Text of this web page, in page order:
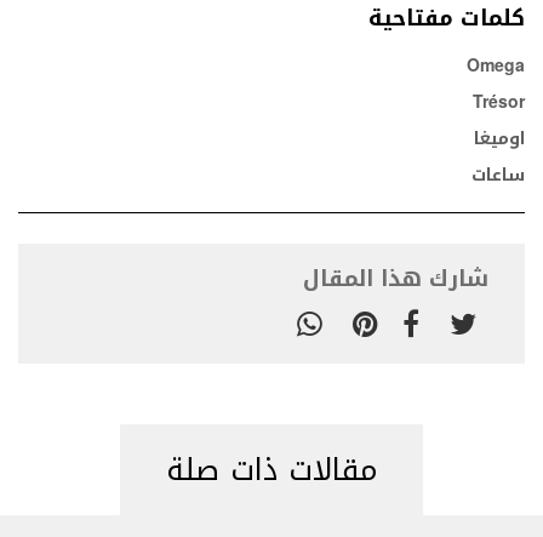
كلمات مفتاحية
Omega
Trésor
اوميغا
ساعات
شارك هذا المقال
مقالات ذات صلة